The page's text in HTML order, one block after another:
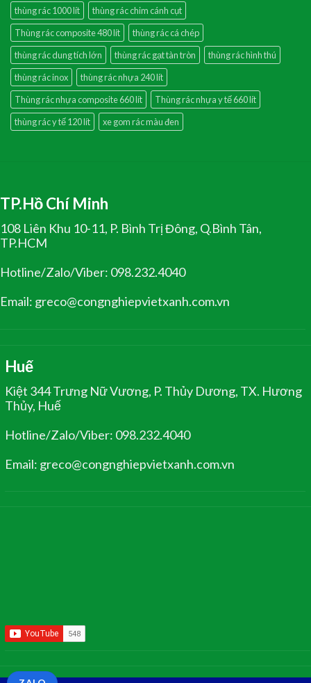
thùng rác 1000 lít
thùng rác chim cánh cụt
Thùng rác composite 480 lít
thùng rác cá chép
thùng rác dung tích lớn
thùng rác gạt tàn tròn
thùng rác hình thú
thùng rác inox
thùng rác nhựa 240 lít
Thùng rác nhựa composite 660 lít
Thùng rác nhựa y tế 660 lít
thùng rác y tế 120 lít
xe gom rác màu đen
TP.Hồ Chí Minh
108 Liên Khu 10-11, P. Bình Trị Đông, Q.Bình Tân,
TP.HCM
Hotline/Zalo/Viber: 098.232.4040
Email: greco@congnghiepvietxanh.com.vn
Huế
Kiệt 344 Trưng Nữ Vương, P. Thủy Dương, TX. Hương
Thủy, Huế
Hotline/Zalo/Viber: 098.232.4040
Email: greco@congnghiepvietxanh.com.vn